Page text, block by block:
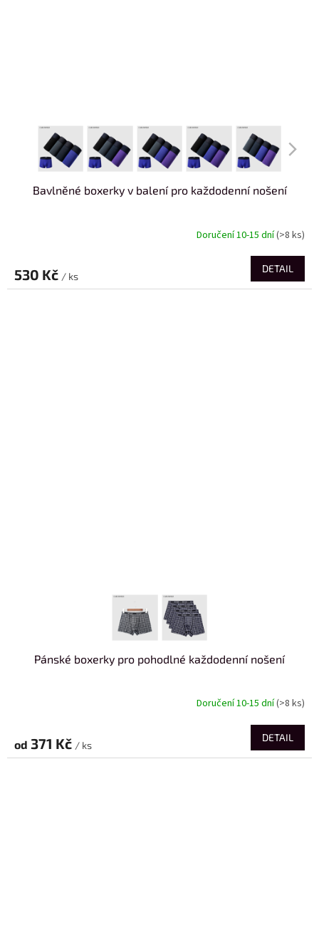
Bavlněné boxerky v balení pro každodenní nošení
Doručení 10-15 dní(>8 ks)
530 Kč / ks
DETAIL
Pánské boxerky pro pohodlné každodenní nošení
Doručení 10-15 dní(>8 ks)
od 371 Kč / ks
DETAIL